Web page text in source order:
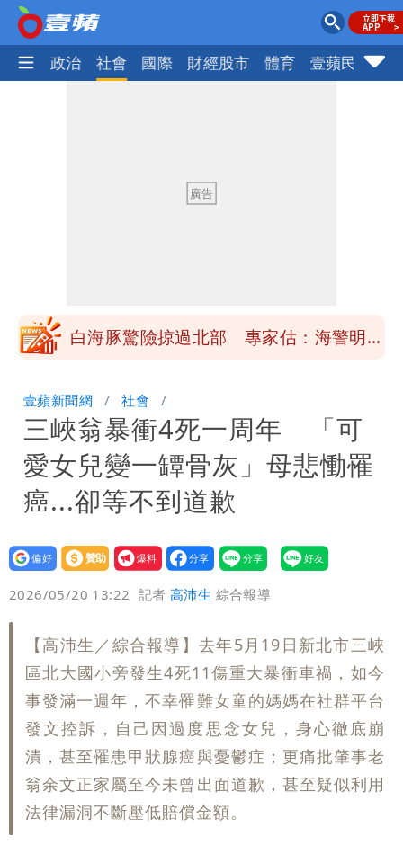
生活 政治 社會 國際 財經股市 體育 壹蘋民調
「終於能交代」 捐500萬獎學金延續愛
白海豚颱風逼近！鄭明典示警「恐遇黑潮
砸重金再買一整桌卡盒
白海豚驚險掠過北部 專家估：海警明發
「終於能交代」 捐500萬獎學金延續愛
白海豚颱風逼近！鄭明典示警「恐遇黑潮
變強」 路徑分歧藏警訊：不利強度維持
壹蘋新聞網 社會
三峽翁暴衝4死一周年 「可
愛女兒變一罈骨灰」母悲慟罹
癌...卻等不到道歉
設為
贊助
我要
爆料
2026/05/20 13:22 記者高沛生 綜合報導
【高沛生／綜合報導】去年5月19日新北市三峽
區北大國小旁發生4死11傷重大暴衝車禍，如今
事發滿一週年，不幸罹難女童的媽媽在社群平台
發文控訴，自己因過度思念女兒，身心徹底崩
潰，甚至罹患甲狀腺癌與憂鬱症；更痛批肇事老
翁余文正家屬至今未曾出面道歉，甚至疑似利用
法律漏洞不斷壓低賠償金額。